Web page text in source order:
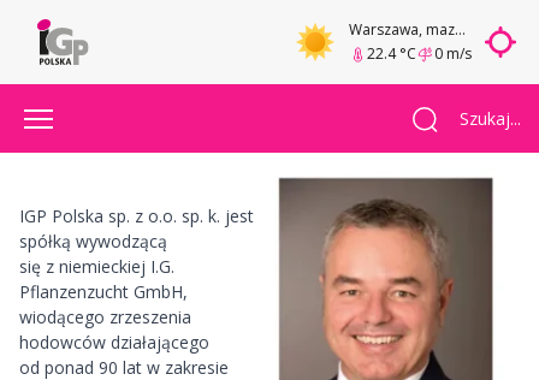
Warszawa, mazowieckie
22.4 °C
0 m/s
Szukaj...
IGP Polska sp. z o.o. sp. k. jest
spółką wywodzącą
się z niemieckiej I.G.
Pflanzenzucht GmbH,
wiodącego zrzeszenia
hodowców działającego
od ponad 90 lat w zakresie